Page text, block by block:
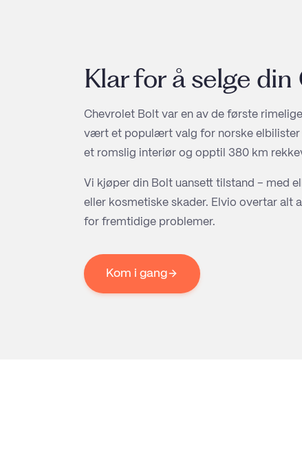
Klar for å selge din
Chevrolet Bolt var en av de første
vært et populært valg for norske elbilister
et romslig interiør og opptil 380 km
Vi kjøper din Bolt uansett tilstand – med
eller kosmetiske skader. Elvio overtar alt
for fremtidige problemer.
Kom i gang